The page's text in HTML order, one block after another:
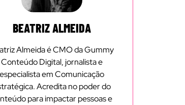
BEATRIZ ALMEIDA
Almeida é CMO da Gummy
Conteúdo Digital, jornalista e
especialista em Comunicação
Acredita no poder do
para impactar pessoas e